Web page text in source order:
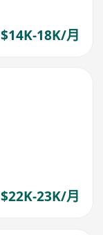
$14K-18K/月
$22K-23K/月